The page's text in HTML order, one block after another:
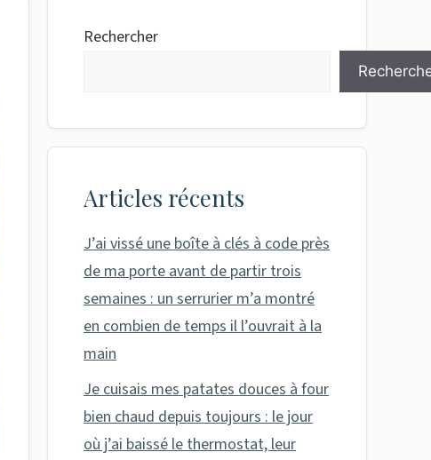
Rechercher
Articles récents
J’ai vissé une boîte à clés à code près
de ma porte avant de partir trois
semaines : un serrurier m’a montré
en combien de temps il l’ouvrait à la
main
Je cuisais mes patates douces à four
bien chaud depuis toujours : le jour
où j’ai baissé le thermostat, leur